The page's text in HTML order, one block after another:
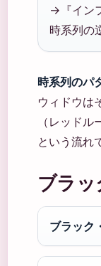
→『イン
時系列の
時系列のパ
ウィドウは
（レッド
という流れ
ブラ
ブラック